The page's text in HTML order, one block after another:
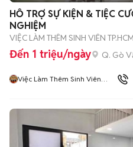
HỖ TRỢ SỰ KIỆN & TIỆC
NGHIỆM
VIỆC LÀM THÊM SINH VIÊN TP.HCM
Đến 1 triệu/ngày Q. Gò
Việc Làm Thêm Sinh Viên
5